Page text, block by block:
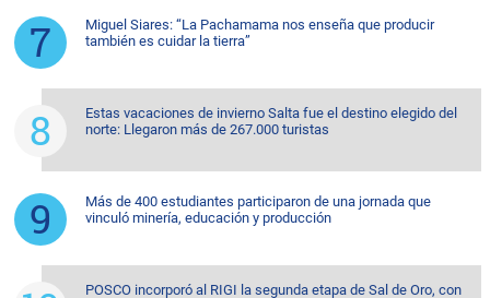
Miguel Siares: “La Pachamama nos enseña que producir
también es cuidar la tierra”
Estas vacaciones de invierno Salta fue el destino elegido del
norte: Llegaron más de 267.000 turistas
Más de 400 estudiantes participaron de una jornada que
vinculó minería, educación y producción
POSCO incorporó al RIGI la segunda etapa de Sal de Oro, con